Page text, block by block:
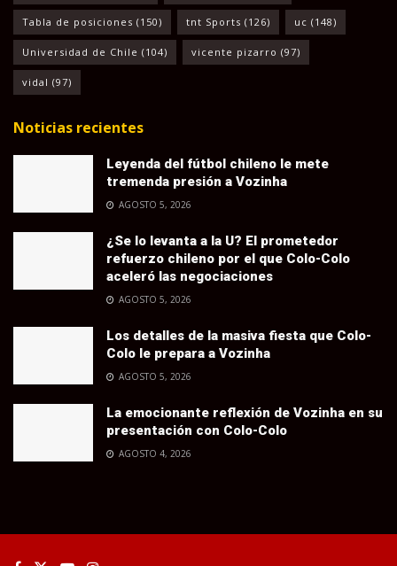
Tabla de posiciones (150) tnt Sports (126) uc (148)
Universidad de Chile (104) vicente pizarro (97)
vidal (97)
Noticias recientes
Leyenda del fútbol chileno le mete
tremenda presión a Vozinha
AGOSTO 5, 2026
¿Se lo levanta a la U? El prometedor
refuerzo chileno por el que Colo-Colo
aceleró las negociaciones
AGOSTO 5, 2026
Los detalles de la masiva fiesta que Colo-
Colo le prepara a Vozinha
AGOSTO 5, 2026
La emocionante reflexión de Vozinha en su
presentación con Colo-Colo
AGOSTO 4, 2026